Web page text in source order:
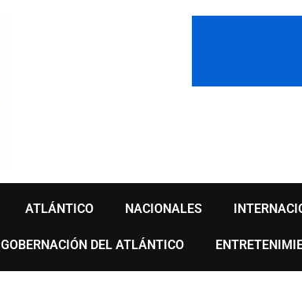
ATLÁNTICO NACIONALES
GOBERNACIÓN DEL ATLÁNTICO